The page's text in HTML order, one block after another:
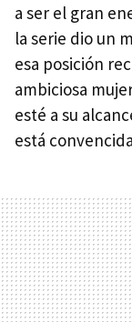
a ser el gran
la serie dio un
esa posición
ambiciosa
esté a su
está